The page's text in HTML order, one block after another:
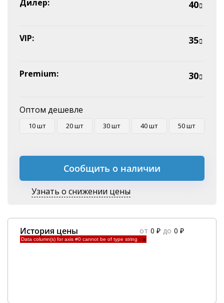
Оплата на P/C
Дилер: 40
VIP: 35
Premium: 30
Оптом дешевле
10 шт 20 шт 30 шт 40 шт 50 шт
Сообщить о наличии
Узнать о снижении цены
История цены от 0 ₽ до 0 ₽
Data column(s) for axis #0 cannot be of type string ×